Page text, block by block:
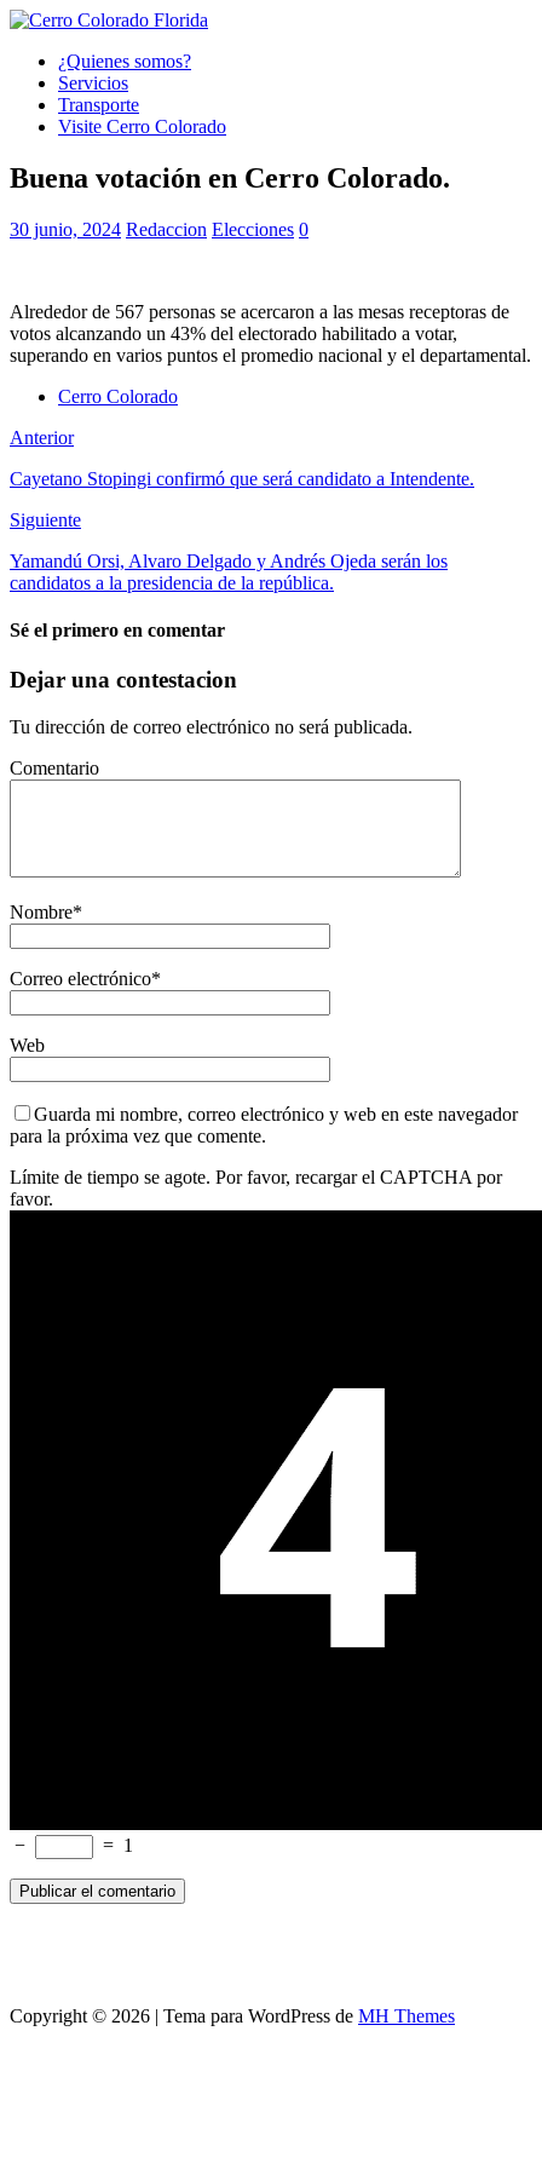
¿Quienes somos?
Servicios
Transporte
Visite Cerro Colorado
Buena votación en Cerro Colorado.
30 junio, 2024 Redaccion Elecciones 0
Alrededor de 567 personas se acercaron a las mesas receptoras de
votos alcanzando un 43% del electorado habilitado a votar,
superando en varios puntos el promedio nacional y el departamental.
Cerro Colorado
Anterior
Cayetano Stopingi confirmó que será candidato a Intendente.
Siguiente
Yamandú Orsi, Alvaro Delgado y Andrés Ojeda serán los
candidatos a la presidencia de la república.
Sé el primero en comentar
Dejar una contestacion
Tu dirección de correo electrónico no será publicada.
Comentario
Nombre*
Correo electrónico*
Web
Guarda mi nombre, correo electrónico y web en este navegador
para la próxima vez que comente.
Límite de tiempo se agote. Por favor, recargar el CAPTCHA por
favor.
− = 1
Copyright © 2026 | Tema para WordPress de MH Themes